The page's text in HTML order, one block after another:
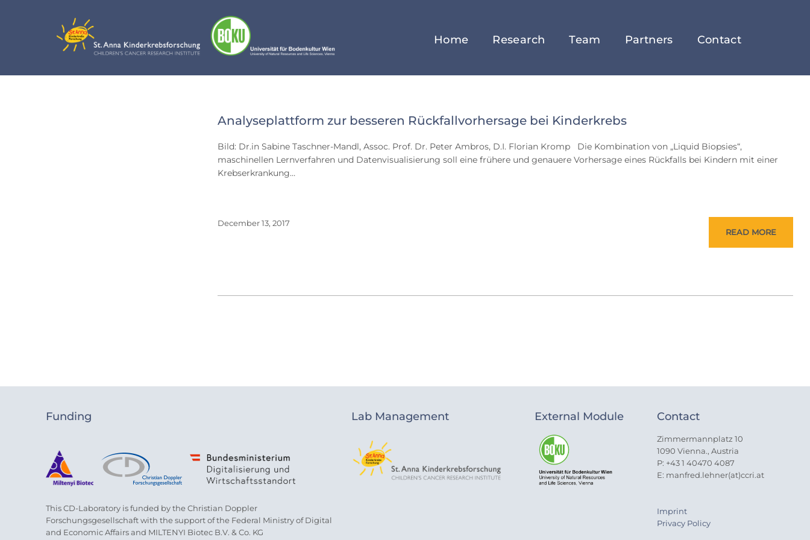
Home Research Team Partners Contact
Day:
13,
2017
Analyseplattform zur besseren Rückfallvorhersage bei Kinderkrebs
Bild: Dr.in Sabine Taschner-Mandl, Assoc. Prof. Dr. Peter Ambros, D.I. Florian Kromp Die Kombination von „Liquid Biopsies“,
maschinellen Lernverfahren und Datenvisualisierung soll eine frühere und genauere Vorhersage eines Rückfalls bei Kindern mit einer
Krebserkrankung…
December 13, 2017
READ MORE
Funding
This CD-Laboratory is funded by the Christian Doppler
Forschungsgesellschaft with the support of the Federal Ministry of Digital
and Economic Affairs and MILTENYI Biotec B.V. & Co. KG
Lab Management External Module Contact
Zimmermannplatz 10
1090 Vienna., Austria
P: +43 1 40470 4087
E: manfred.lehner(at)ccri.at
Imprint
Privacy Policy